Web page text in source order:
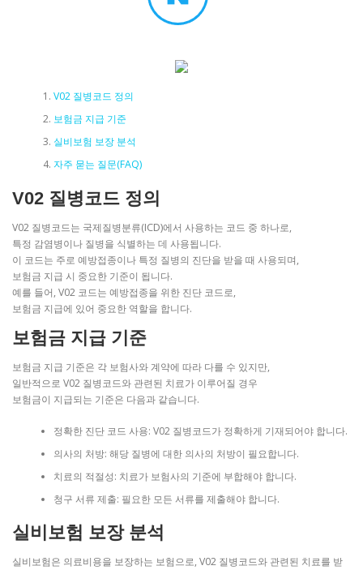
V02 질병코드 정의
보험금 지급 기준
실비보험 보장 분석
자주 묻는 질문(FAQ)
V02 질병코드 정의
V02 질병코드는 국제질병분류(ICD)에서 사용하는 코드 중 하나로,
특정 감염병이나 질병을 식별하는 데 사용됩니다.
이 코드는 주로 예방접종이나 특정 질병의 진단을 받을 때 사용되며,
보험금 지급 시 중요한 기준이 됩니다.
예를 들어, V02 코드는 예방접종을 위한 진단 코드로,
보험금 지급에 있어 중요한 역할을 합니다.
보험금 지급 기준
보험금 지급 기준은 각 보험사와 계약에 따라 다를 수 있지만,
일반적으로 V02 질병코드와 관련된 치료가 이루어질 경우
보험금이 지급되는 기준은 다음과 같습니다.
정확한 진단 코드 사용: V02 질병코드가 정확하게 기재되어야 합니다.
의사의 처방: 해당 질병에 대한 의사의 처방이 필요합니다.
치료의 적절성: 치료가 보험사의 기준에 부합해야 합니다.
청구 서류 제출: 필요한 모든 서류를 제출해야 합니다.
실비보험 보장 분석
실비보험은 의료비용을 보장하는 보험으로, V02 질병코드와 관련된 치료를 받